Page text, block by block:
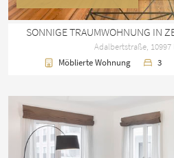
SONNIGE TRAUMWOHNUNG IN
Adalbertstraße,
Möblierte Wohnung
3